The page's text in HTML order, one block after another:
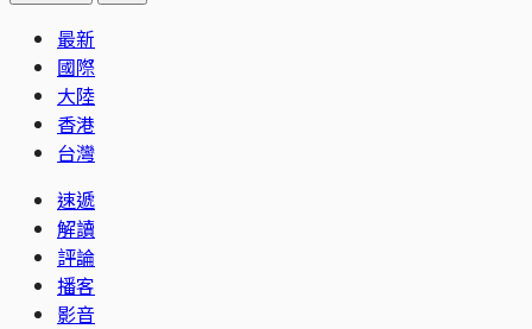
最新
國際
大陸
香港
台灣
速遞
解讀
評論
播客
影音